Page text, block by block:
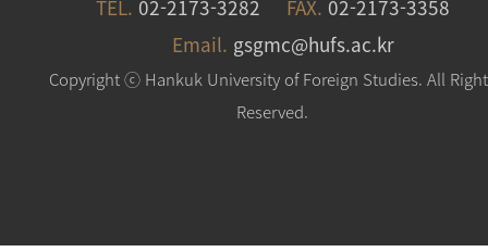
TEL. 02-2173-3282 FAX. 02-2173-3358
Email. gsgmc@hufs.ac.kr
Copyright ⓒ Hankuk University of Foreign Studies. All
Reserved.